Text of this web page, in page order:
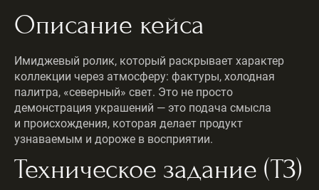
Описание кейса
Имиджевый ролик, который раскрывает характер
коллекции через атмосферу: фактуры, холодная
палитра, «северный» свет. Это не просто
демонстрация украшений — это подача смысла
и происхождения, которая делает продукт
узнаваемым и дороже в восприятии.
Техническое задание (ТЗ)